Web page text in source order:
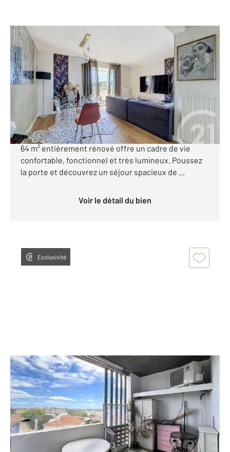
AGDE 34
64,58 m
, 3 pièces
Ref : 4535
Appartement T3 à vendre
199 500 €
*** AGDE - APPARTEMENT T3 + 2 VERANDAS *** Situé
au 3 et dernier étage, cet appartement T3 de plus de
64 m² entièrement rénové offre un cadre de vie
confortable, fonctionnel et très lumineux. Poussez
la porte et découvrez un séjour spacieux de ...
Voir le détail du bien
Exclusivité
AGDE 34
55,37 m2, 3 pièces
Ref : 4872
Appartement T3 à vendre
108 000 €
Visiter le site dédié